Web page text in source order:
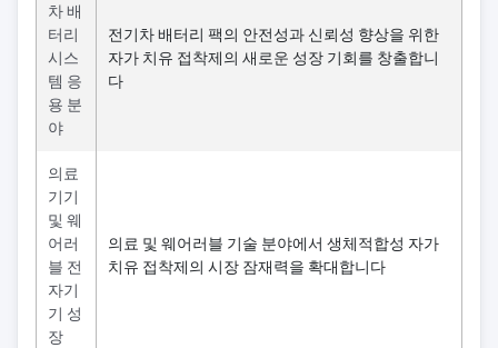
차 배
터리
시스
템 응
용 분
야
전기차 배터리 팩의 안전성과 신뢰성 향상을 위한
자가 치유 접착제의 새로운 성장 기회를 창출합니
다
의료
기기
및 웨
어러
블 전
자기
기 성
장
의료 및 웨어러블 기술 분야에서 생체적합성 자가
치유 접착제의 시장 잠재력을 확대합니다